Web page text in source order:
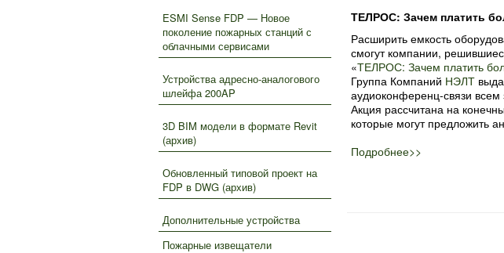
ESMI Sense FDP — Новое
поколение пожарных станций с
облачными сервисами
Устройства адресно-аналогового
шлейфа 200AP
3D BIM модели в формате Revit
(архив)
Обновленный типовой проект на
FDP в DWG (архив)
Дополнительные устройства
Пожарные извещатели
ТЕЛРОС: Зачем платить
Расширить емкость
смогут компании,
«ТЕЛРОС: Зачем платить
Группа Компаний НЭЛТ
аудиоконференц-связи всем
Акция рассчитана на
которые могут предложить
Подробнее>>